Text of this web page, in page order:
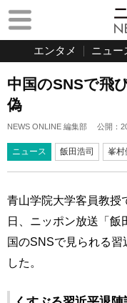
エンタメ ニュー
中国のSNSで飛
偽
NEWS ONLINE 編集部 公開：
ニュース 飯田浩司 峯村
青山学院大学客員教授
日、ニッポン放送「飯
国のSNSで見られる習
した。